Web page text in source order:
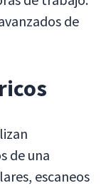
de
de una
escaneos